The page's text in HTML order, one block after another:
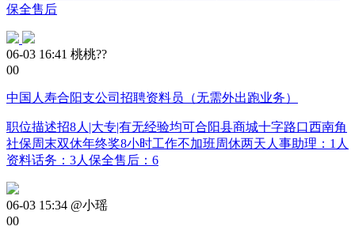
保全售后
06-03 16:41 桃桃??
00
中国人寿合阳支公司招聘资料员（无需外出跑业务）
职位描述招8人|大专|有无经验均可合阳县商城十字路口西南角
社保周末双休年终奖8小时工作不加班周休两天人事助理：1人
资料话务：3人保全售后：6
06-03 15:34 @小瑶
00